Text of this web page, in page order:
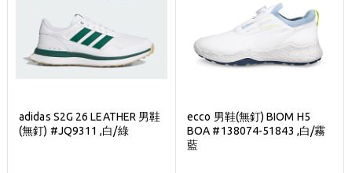
adidas S2G 26 LEATHER 男鞋
(無釘) #JQ9311 ,白/綠
ecco 男鞋(無釘) BIOM H5
BOA #138074-51843 ,白/霧
藍